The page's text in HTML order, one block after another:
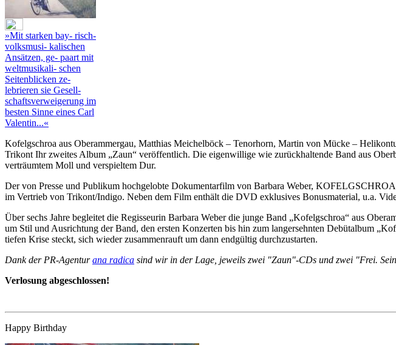
»Mit starken bay- risch-
volksmusi- kalischen
Ansätzen, ge- paart mit
weltmusikali- schen
Seitenblicken ze-
lebrieren sie Gesell-
schaftsverweigerung im
besten Sinne eines Carl
Valentin...«
Kofelgschroa aus Oberammergau, Matthias Meichelböck – Tenorhorn, Martin von Mücke –
Trikont Ihr zweites Album „Zaun“ veröffentlich. Die eigenwillige wie zurückhaltende Band aus
verträumtem Moll und verspieltem Dur.
Der von Presse und Publikum hochgelobte Dokumentarfilm von Barbara Weber,
im Vertrieb von Trikont/Indigo. Neben dem Film enthält die DVD exklusives Bonusmaterial, u.a.
Über sechs Jahre begleitet die Regisseurin Barbara Weber die junge Band „Kofelgschroa“ aus
um Stil und Ausrichtung der Band, den ersten Konzerten bis hin zum langersehnten Debütalbum
tiefen Krise steckt, sich wieder zusammenrauft um dann endgültig durchzustarten.
Dank der PR-Agenturana radica sind wir in der Lage, jeweils zwei "Zaun"-CDs und zwei "Frei.
Verlosung abgeschlossen!
Happy Birthday